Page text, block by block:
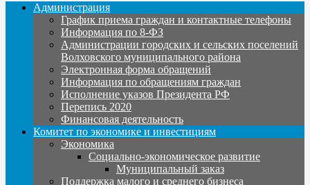
Администрация
График приема граждан и контактные телефоны
Информация по 8-ФЗ
Администрации городских и сельских поселений
Волховского муниципального района
Электронная форма обращений
Информация по обращениям граждан
Исполнение указов Президента РФ
Перепись 2020
Финансовая деятельность
Комитет по экономике и инвестициям
Экономика
Социально-экономическое развитие
Муниципальный заказ
Поддержка малого и среднего бизнеса